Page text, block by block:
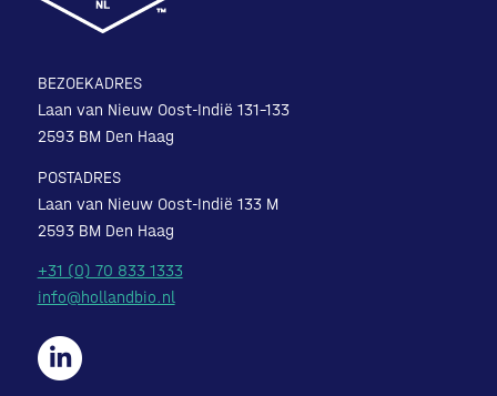
BEZOEKADRES
Laan van Nieuw Oost-Indië 131-133
2593 BM Den Haag
POSTADRES
Laan van Nieuw Oost-Indië 133 M
2593 BM Den Haag
+31 (0) 70 833 1333
info@hollandbio.nl